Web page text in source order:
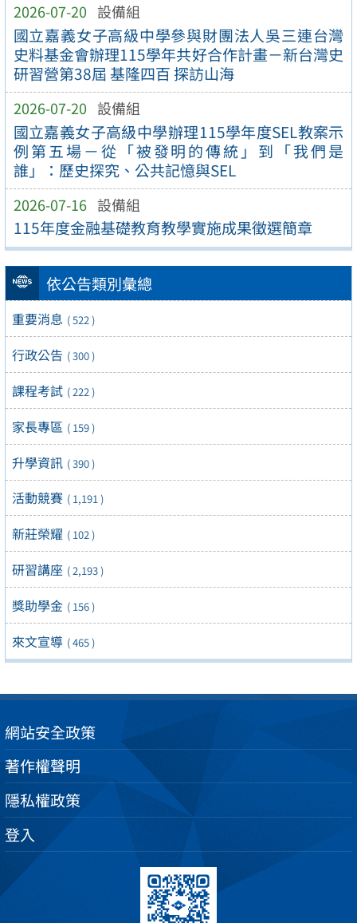
2026-07-20 設備組
國立嘉義女子高級中學參與財團法人吳三連台灣
史料基金會辦理115學年共好合作計畫－新台灣史
研習營第38屆 基隆四百 探訪山海
2026-07-20 設備組
國立嘉義女子高級中學辦理115學年度SEL教案示
例第五場－從「被發明的傳統」到「我們是
誰」：歷史探究、公共記憶與SEL
2026-07-16 設備組
115年度金融基礎教育教學實施成果徵選簡章
依公告類別彙總
重要消息 ( 522 )
行政公告 ( 300 )
課程考試 ( 222 )
家長專區 ( 159 )
升學資訊 ( 390 )
活動競賽 ( 1,191 )
新莊榮耀 ( 102 )
研習講座 ( 2,193 )
獎助學金 ( 156 )
來文宣導 ( 465 )
網站安全政策
著作權聲明
隱私權政策
登入